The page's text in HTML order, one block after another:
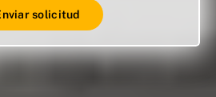
solicitud